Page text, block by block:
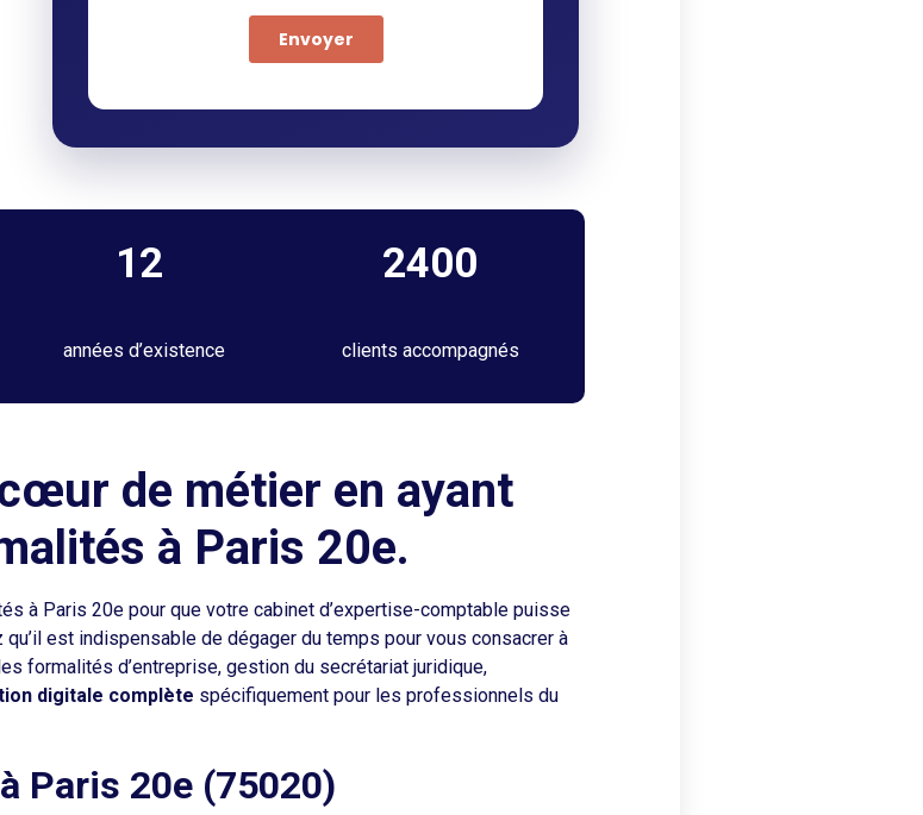
12
années d’existence
2400
clients accompagnés
de métier en ayant
à Paris 20e.
à Paris 20e pour que votre cabinet d’expertise-comptable puisse
est indispensable de dégager du temps pour vous consacrer à
formalités d’entreprise, gestion du secrétariat juridique,
digitale complète spécifiquement pour les professionnels du
Paris 20e (75020)